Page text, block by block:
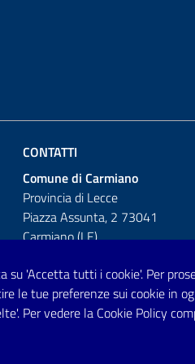
'Accetta tutti i cookie'. Per
le tue preferenze sui cookie in
Per vedere la Cookie Policy
CONTATTI
Comune di Carmiano
Provincia di Lecce
Piazza Assunta, 2 73041
Carmiano (LE)
Telefono: 0832 600001
Posta Elettronica Certificata: